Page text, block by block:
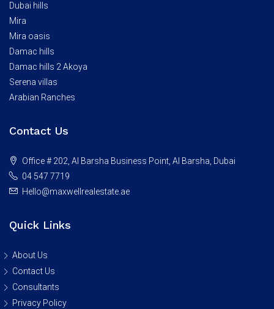
Dubai hills
Mira
Mira oasis
Damac hills
Damac hills 2 Akoya
Serena villas
Arabian Ranches
Contact Us
Office # 202, Al Barsha Business Point, Al Barsha, Dubai
04 547 7719
Hello@maxwellrealestate.ae
Quick Links
About Us
Contact Us
Consultants
Privacy Policy